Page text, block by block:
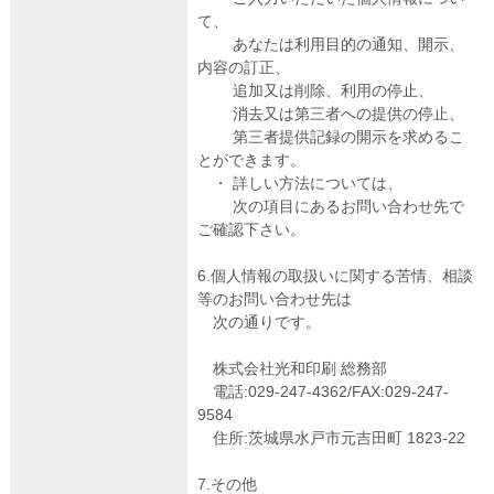
て、
あなたは利用目的の通知、開示、
内容の訂正、
追加又は削除、利用の停止、
消去又は第三者への提供の停止、
第三者提供記録の開示を求めるこ
とができます。
・ 詳しい方法については、
次の項目にあるお問い合わせ先で
ご確認下さい。
6.個人情報の取扱いに関する苦情、相談
等のお問い合わせ先は
次の通りです。
株式会社光和印刷 総務部
電話:029-247-4362/FAX:029-247-
9584
住所:茨城県水戸市元吉田町 1823-22
7.その他